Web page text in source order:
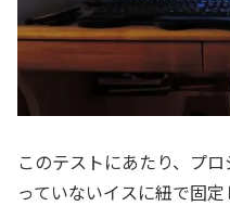
このテストにあたり、プ
っていないイスに紐で固